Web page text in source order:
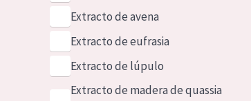
Extracto de avena
Extracto de eufrasia
Extracto de lúpulo
Extracto de madera de quassia